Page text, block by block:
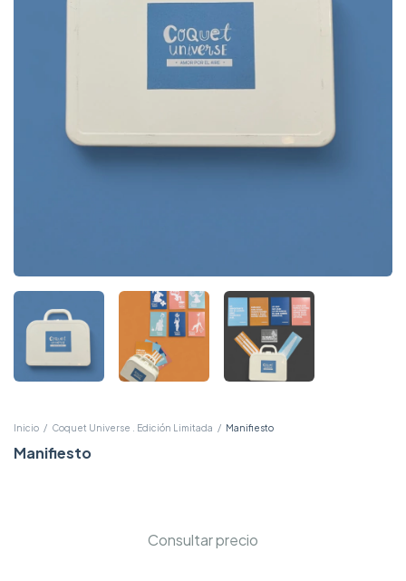
Inicio / Coquet Universe . Edición Limitada / Manifiesto
Manifiesto